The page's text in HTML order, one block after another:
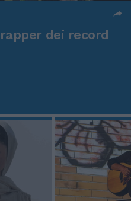
dei record